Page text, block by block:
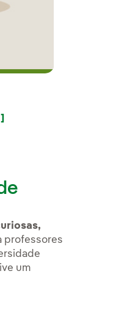
professores
um